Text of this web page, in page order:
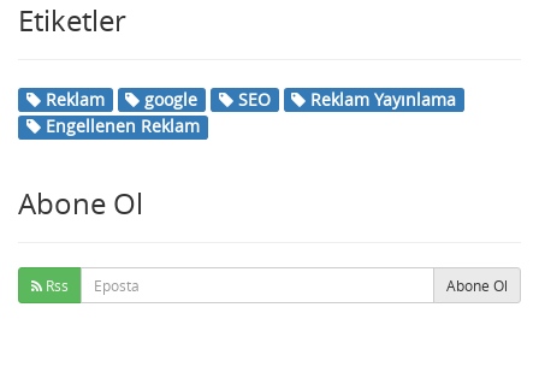
Etiketler
Reklam google SEO
Reklam Yayınlama
Engellenen Reklam
Abone Ol
Rss Abone Ol